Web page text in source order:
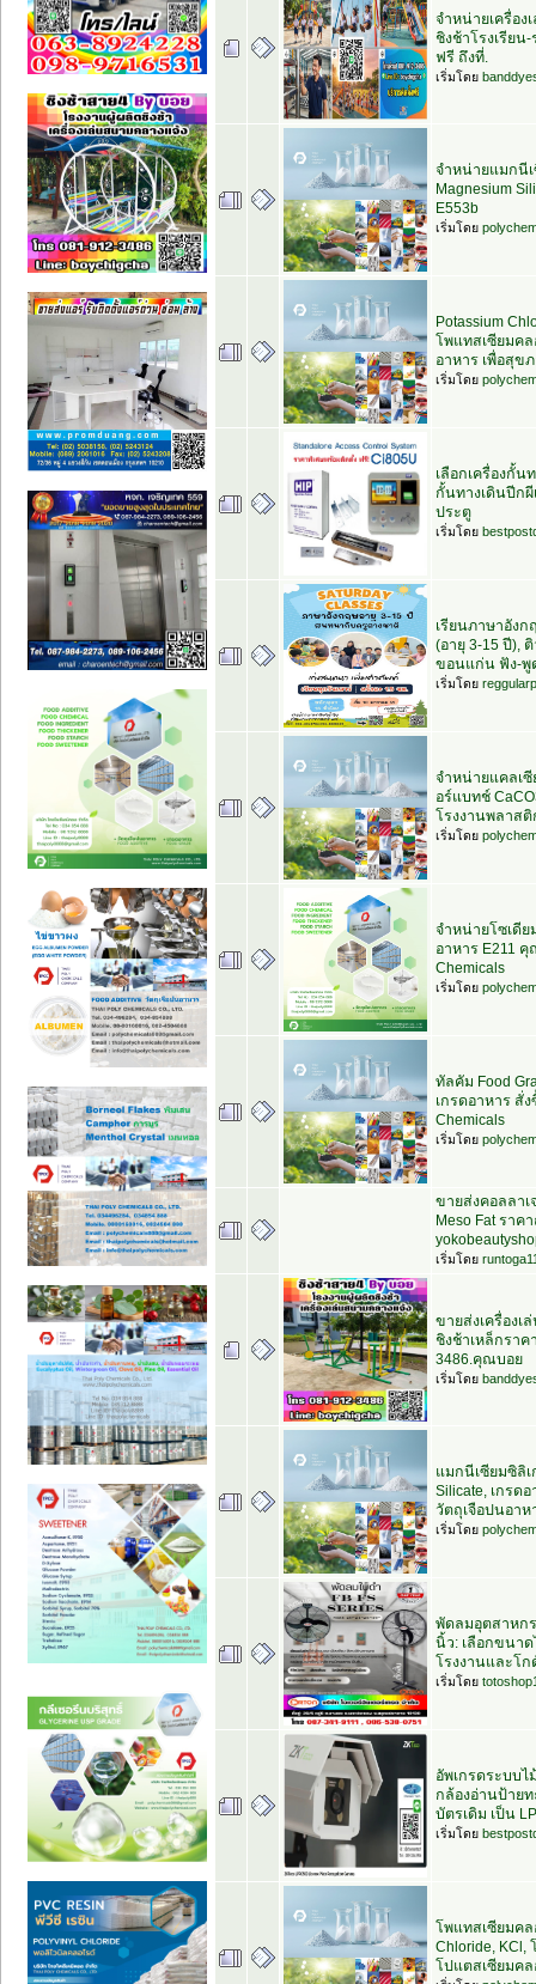
จำหน่ายเครื่อง
ชิงช้าโรงเรียน
ฟรี ถึงที่.
เริ่มโดย
จำหน่ายแมกนี
Magnesium
E553b
เริ่มโดย
Potassium
โพแทสเซียมคล
อาหาร เพื่อสุข
เริ่มโดย
เลือกเครื่องกั้น
กั้นทางเดินปีก
ประตู
เริ่มโดย
เรียนภาษาอัง
(อายุ 3-15 ปี),
ขอนแก่น ฟัง-พู
เริ่มโดย
จำหน่ายแคลเซี
อร์แบทช์
โรงงานพลาสติ
เริ่มโดย
จำหน่ายโซเดีย
อาหาร E211
Chemicals
เริ่มโดย
ทัลคัม Food
เกรดอาหาร สั่
Chemicals
เริ่มโดย
ขายส่งคอลลา
Meso Fat ราค
เริ่มโดย
ขายส่งเครื่องเ
ชิงช้าเหล็กราค
3486.คุณบอย
เริ่มโดย
แมกนีเซียมซิลิเ
Silicate, เกรด
วัตถุเจือปนอาห
เริ่มโดย
พัดลมอุตสาหก
นิ้ว: เลือกขนา
โรงงานและโก
เริ่มโดย
อัพเกรดระบบ
กล้องอ่านป้าย
บัตรเดิม เป็น
เริ่มโดย
โพแทสเซียมคล
Chloride, KCl,
โปแตสเซียมคล